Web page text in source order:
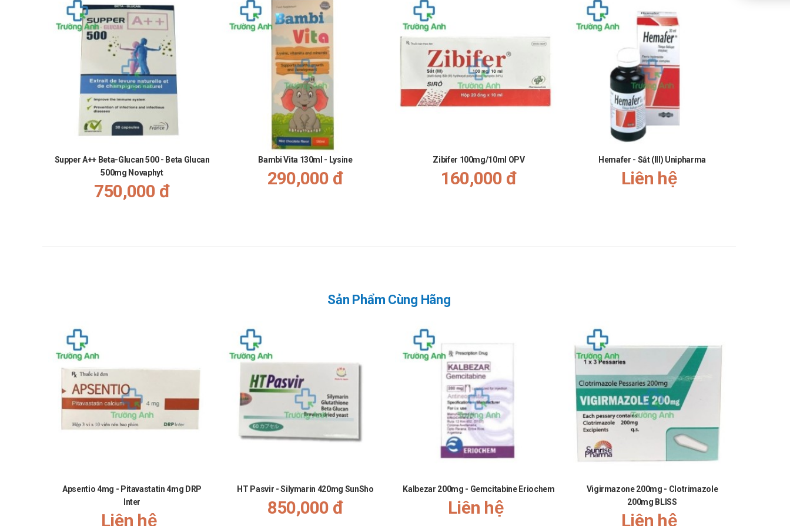
Supper A++ Beta-Glucan 500 - Beta Glucan
500mg Novaphyt
750,000 đ
Bambi Vita 130ml - Lysine
290,000 đ
Zibifer 100mg/10ml OPV
160,000 đ
Hemafer - Sắt (III) Unipharma
Liên hệ
Sản Phẩm Cùng Hãng
Apsentio 4mg - Pitavastatin 4mg DRP
Inter
Liên hệ
HT Pasvir - Silymarin 420mg SunSho
850,000 đ
Kalbezar 200mg - Gemcitabine Eriochem
Liên hệ
Vigirmazone 200mg - Clotrimazole
200mg BLISS
Liên hệ